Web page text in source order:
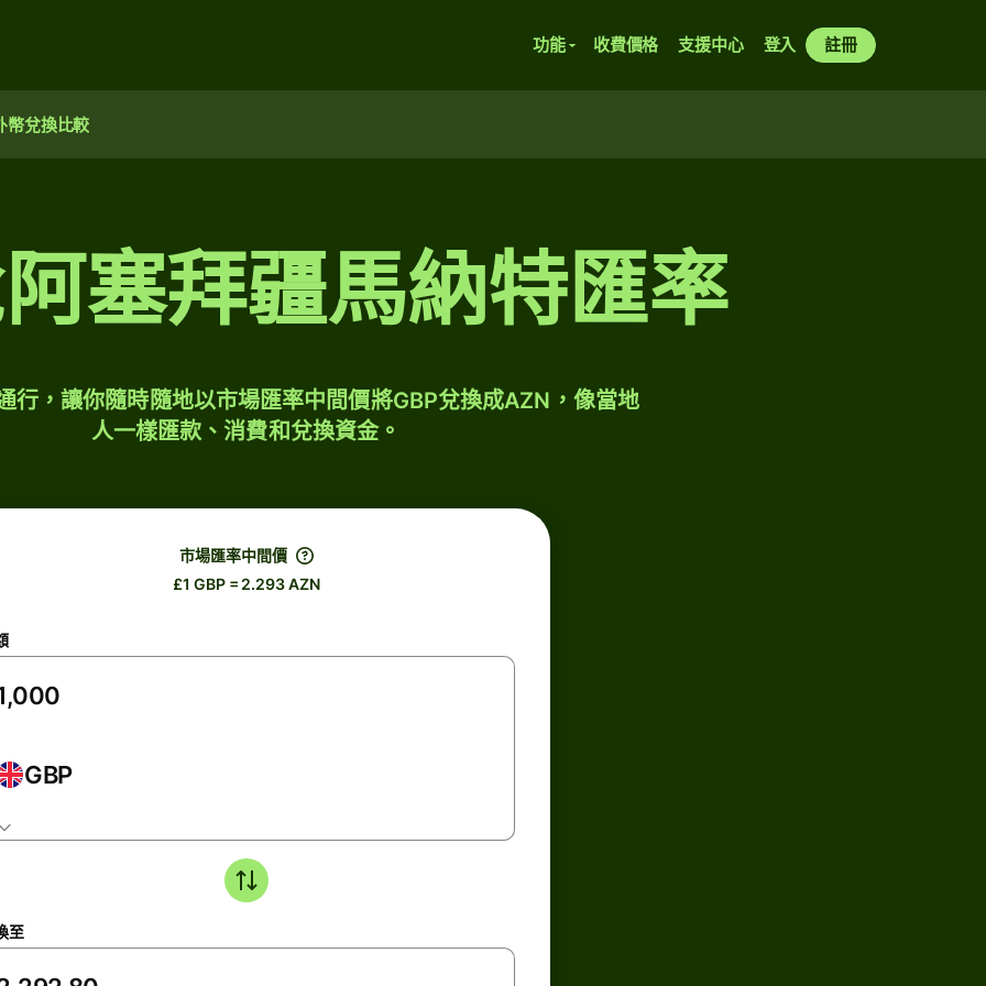
功能 收費價格 支援中心 登入 註冊
幣兌換比較
塞拜疆馬納特匯率
行，讓你隨時隨地以市場匯率中間價將GBP兌換成AZN，像當地
人一樣匯款、消費和兌換資金。
市場匯率中間價
£1 GBP = 2.293 AZN
GBP
至